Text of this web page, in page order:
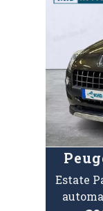
Estate